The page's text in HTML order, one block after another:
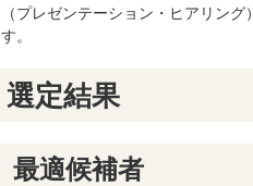
（プレゼンテーション・ヒアリン
す。
選定結果
最適候補者